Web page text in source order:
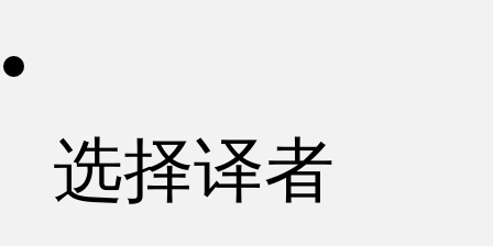
选择译者